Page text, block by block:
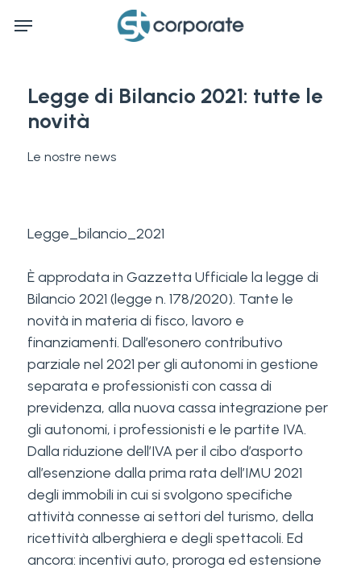
Menu
Legge di Bilancio 2021: tutte le
novità
Le nostre news
Legge_bilancio_2021
È approdata in Gazzetta Ufficiale la legge di
Bilancio 2021 (legge n. 178/2020). Tante le
novità in materia di fisco, lavoro e
finanziamenti. Dall’esonero contributivo
parziale nel 2021 per gli autonomi in gestione
separata e professionisti con cassa di
previdenza, alla nuova cassa integrazione per
gli autonomi, i professionisti e le partite IVA.
Dalla riduzione dell’IVA per il cibo d’asporto
all’esenzione dalla prima rata dell’IMU 2021
degli immobili in cui si svolgono specifiche
attività connesse ai settori del turismo, della
ricettività alberghiera e degli spettacoli. Ed
ancora: incentivi auto, proroga ed estensione